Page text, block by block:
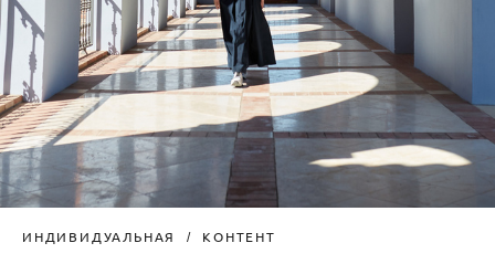
ИНДИВИДУАЛЬНАЯ КОНТЕНТ